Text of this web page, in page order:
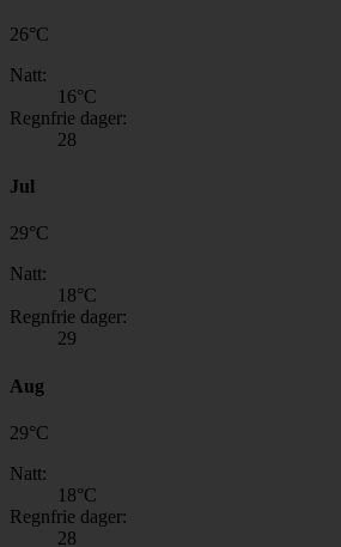
26°C
Natt:
16°C
Regnfrie dager:
28
Jul
29°C
Natt:
18°C
Regnfrie dager:
29
Aug
29°C
Natt:
18°C
Regnfrie dager:
28